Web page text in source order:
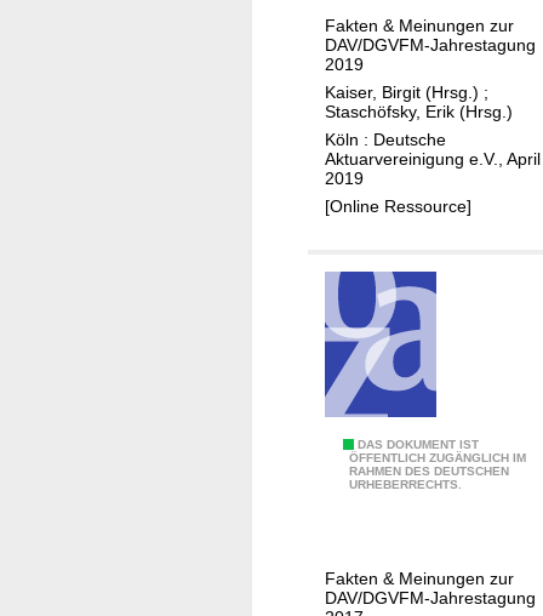
a
l
i
s
i
e
r
,
C
y
b
k
&
Fakten & Meinungen zur
DAV/DGVFM-Jahrestagung
2019
Kaiser, Birgit (Hrsg.) ;
Staschöfsky, Erik (Hrsg.)
Köln : Deutsche
Aktuarvereinigung e.V., April
2019
[Online Ressource]
DAS DOKUMENT IST
ÖFFENTLICH ZUGÄNGLICH IM
RAHMEN DES DEUTSCHEN
URHEBERRECHTS.
s
Fakten & Meinungen zur
DAV/DGVFM-Jahrestagung